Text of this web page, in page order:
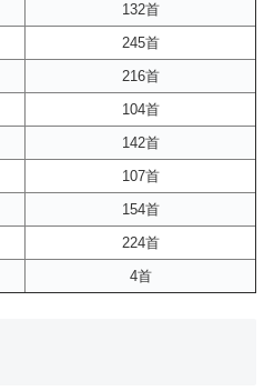
132首
245首
216首
104首
142首
107首
154首
224首
4首